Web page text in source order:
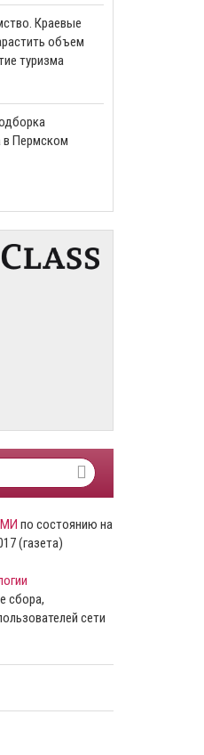
Краевые
объем
туризма
в Пермском
по состоянию на
(газета)
сбора,
сети